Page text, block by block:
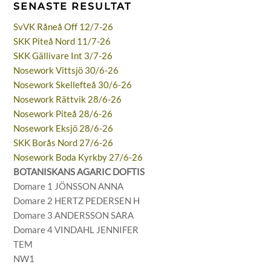
SENASTE RESULTAT
SvVK Råneå Off 12/7-26
SKK Piteå Nord 11/7-26
SKK Gällivare Int 3/7-26
Nosework Vittsjö 30/6-26
Nosework Skellefteå 30/6-26
Nosework Rättvik 28/6-26
Nosework Piteå 28/6-26
Nosework Eksjö 28/6-26
SKK Borås Nord 27/6-26
Nosework Boda Kyrkby 27/6-26
BOTANISKANS AGARIC DOFTIS
Domare 1 JÖNSSON ANNA
Domare 2 HERTZ PEDERSEN H
Domare 3 ANDERSSON SARA
Domare 4 VINDAHL JENNIFER
TEM
NW1